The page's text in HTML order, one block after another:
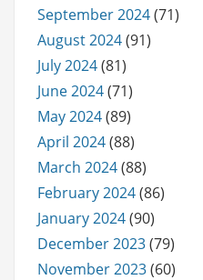
September 2024(71)
August 2024(91)
July 2024(81)
June 2024(71)
May 2024(89)
April 2024(88)
March 2024(88)
February 2024(86)
January 2024(90)
December 2023(79)
November 2023(60)